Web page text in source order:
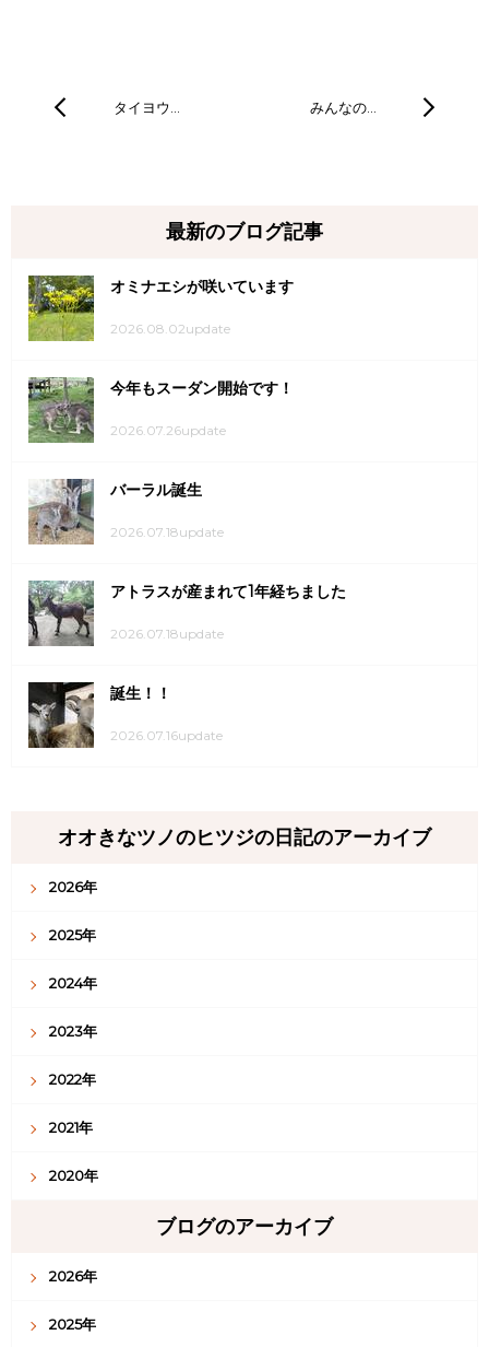
タイヨウ… みんなの…
最新のブログ記事
オミナエシが咲いています
2026.08.02update
今年もスーダン開始です！
2026.07.26update
バーラル誕生
2026.07.18update
アトラスが産まれて1年経ちました
2026.07.18update
誕生！！
2026.07.16update
オオきなツノのヒツジの日記のアーカイブ
2026年
2025年
2024年
2023年
2022年
2021年
2020年
ブログのアーカイブ
2026年
2025年